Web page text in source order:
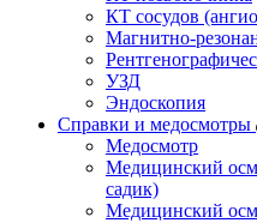
КТ сосудов
Магнитно-
УЗД
Эндоскопия
Справки и медосмотры
Медосмотр
Медицинский
садик)
Медицинский